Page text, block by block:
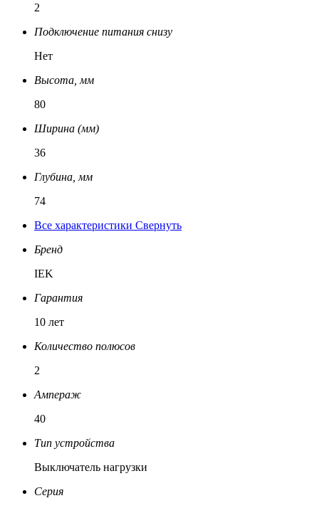
2
Подключение питания снизу
Нет
Высота, мм
80
Ширина (мм)
36
Глубина, мм
74
Все характеристики Свернуть
Бренд
IEK
Гарантия
10 лет
Количество полюсов
2
Ампераж
40
Тип устройства
Выключатель нагрузки
Серия